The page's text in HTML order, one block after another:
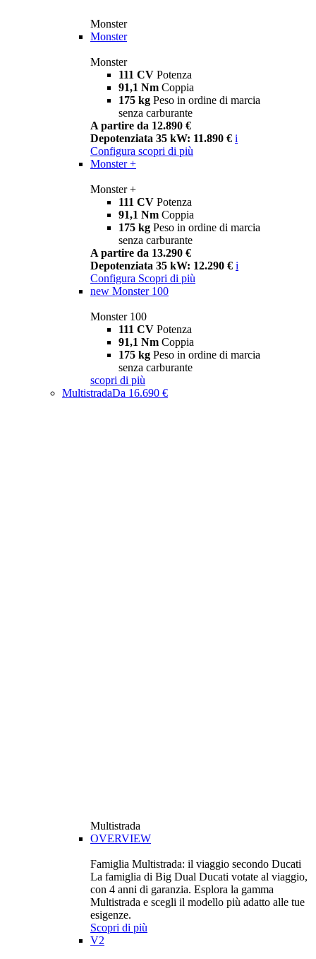
Monster
Monster
Monster
111 CV Potenza
91,1 Nm Coppia
175 kg Peso in ordine di marcia
senza carburante
A partire da 12.890 €
Depotenziata 35 kW: 11.890 € i
Configura scopri di più
Monster +
Monster +
111 CV Potenza
91,1 Nm Coppia
175 kg Peso in ordine di marcia
senza carburante
A partire da 13.290 €
Depotenziata 35 kW: 12.290 € i
Configura Scopri di più
new Monster 100
Monster 100
111 CV Potenza
91,1 Nm Coppia
175 kg Peso in ordine di marcia
senza carburante
scopri di più
MultistradaDa 16.690 €
Multistrada
OVERVIEW
Famiglia Multistrada: il viaggio secondo Ducati
La famiglia di Big Dual Ducati votate al viaggio,
con 4 anni di garanzia. Esplora la gamma
Multistrada e scegli il modello più adatto alle tue
esigenze.
Scopri di più
V2